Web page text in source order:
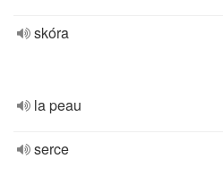
skóra
la peau
serce